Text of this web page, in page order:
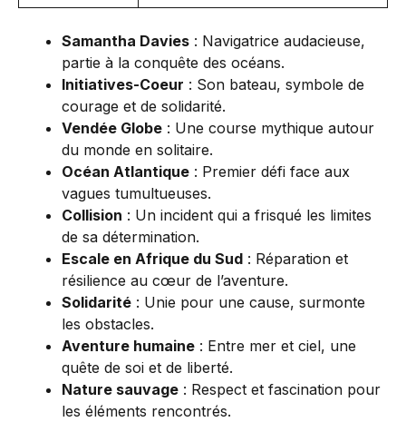
Samantha Davies : Navigatrice audacieuse,
partie à la conquête des océans.
Initiatives-Coeur : Son bateau, symbole de
courage et de solidarité.
Vendée Globe : Une course mythique autour
du monde en solitaire.
Océan Atlantique : Premier défi face aux
vagues tumultueuses.
Collision : Un incident qui a frisqué les limites
de sa détermination.
Escale en Afrique du Sud : Réparation et
résilience au cœur de l’aventure.
Solidarité : Unie pour une cause, surmonte
les obstacles.
Aventure humaine : Entre mer et ciel, une
quête de soi et de liberté.
Nature sauvage : Respect et fascination pour
les éléments rencontrés.